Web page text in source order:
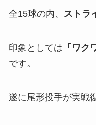
全15球の内、 ストラ
印象としては 「 ワク
です。
遂に尾形投手が実戦